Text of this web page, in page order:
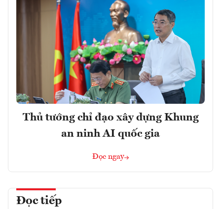
Thủ tướng chỉ đạo xây dựng Khung
an ninh AI quốc gia
Đọc ngay
Đọc tiếp